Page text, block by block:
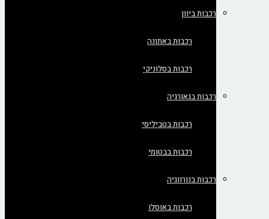
רכבות ביוון
רכבות באתונה
רכבות בסלוניקי
רכבות בגאורגיה
רכבות בטביליסי
רכבות בבטומי
רכבות בנורווגיה
רכבות באוסלו